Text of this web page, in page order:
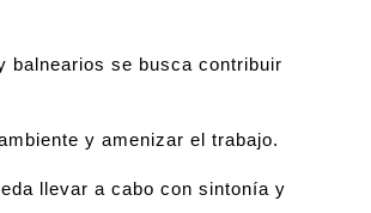
balnearios se busca contribuir
y amenizar el trabajo.
llevar a cabo con sintonía y